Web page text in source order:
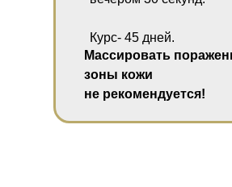
Курс- 45 дней.
Массировать
зоны кожи
не рекомендуется!